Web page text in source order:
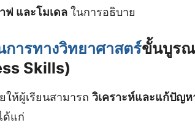
และโมเดล ในการอธิบาย
การทางวิทยาศาสตร์ขั้นบูร
Skills)
ให้ผู้เรียนสามารถ วิเคราะห์และแก้ปัญ
ด้แก่